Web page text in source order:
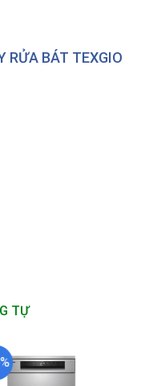
RỬA BÁT TEXGIO
TỰ